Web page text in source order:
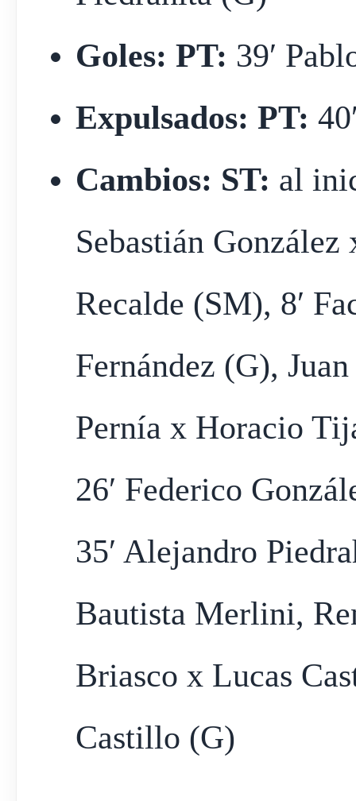
Goles: PT: 39′
Expulsados: PT:
Cambios: ST: al
Sebastián
Recalde (SM), 8′
Fernández (G),
Pernía x Horacio
26′ Federico
35′ Alejandro
Bautista Merlini,
Briasco x Lucas
Castillo (G)